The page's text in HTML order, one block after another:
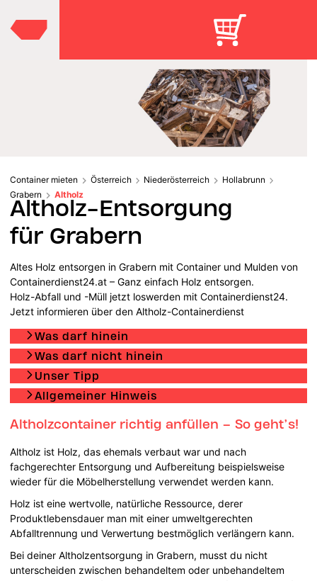
Container mieten Österreich Niederösterreich
Hollabrunn
Grabern
Altholz
Altholz-Entsorgung
für Grabern
Altes Holz entsorgen in Grabern mit Container und Mulden von
Containerdienst24.at – Ganz einfach Holz entsorgen.
Holz-Abfall und -Müll jetzt loswerden mit Containerdienst24.
Jetzt informieren über den Altholz-Containerdienst
Was darf hinein
Was darf nicht hinein
Unser Tipp
Allgemeiner Hinweis
Altholzcontainer richtig anfüllen – So geht’s!
Altholz ist Holz, das ehemals verbaut war und nach
fachgerechter Entsorgung und Aufbereitung beispielsweise
wieder für die Möbelherstellung verwendet werden kann.
Holz ist eine wertvolle, natürliche Ressource, derer
Produktlebensdauer man mit einer umweltgerechten
Abfalltrennung und Verwertung bestmöglich verlängern kann.
Bei deiner Altholzentsorgung in Grabern, musst du nicht
unterscheiden zwischen behandeltem oder unbehandeltem